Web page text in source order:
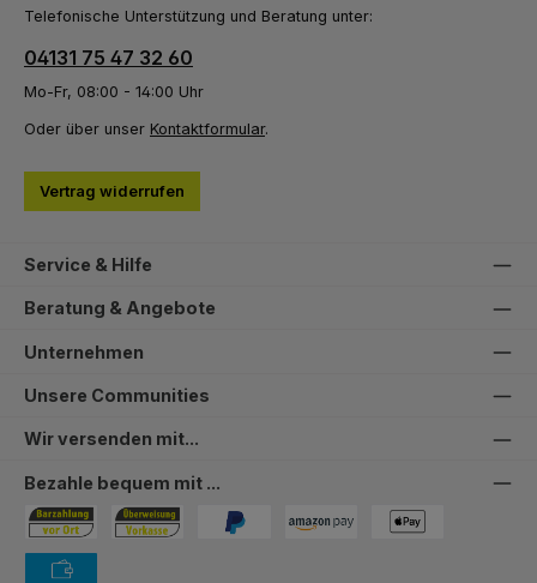
Telefonische Unterstützung und Beratung unter:
04131 75 47 32 60
Mo-Fr, 08:00 - 14:00 Uhr
Oder über unser Kontaktformular.
Vertrag widerrufen
Service & Hilfe
Beratung & Angebote
Unternehmen
Unsere Communities
Wir versenden mit...
Bezahle bequem mit ...
Bezahlung in der Filiale